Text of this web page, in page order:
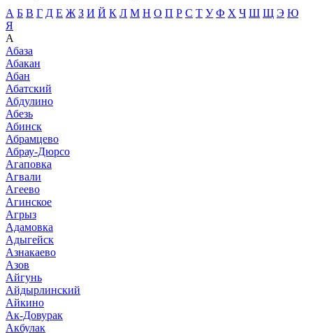
А Б В Г Д Е Ж З И Й К Л М Н О П Р С Т У Ф Х Ч Ш Щ Э Ю
Я
А
Абаза
Абакан
Абан
Абатский
Абдулино
Абезь
Абинск
Абрамцево
Абрау-Дюрсо
Агаповка
Агвали
Агеево
Агинское
Агрыз
Адамовка
Адыгейск
Азнакаево
Азов
Айгунь
Айдырлинский
Айкино
Ак-Довурак
Акбулак